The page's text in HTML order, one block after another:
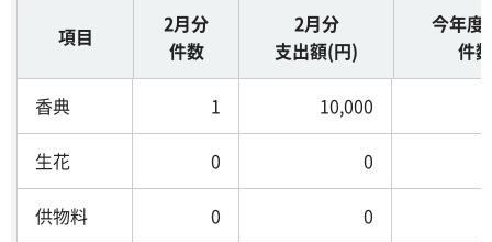
項目
2月分
件数
2月分
支出額(円)
今年度
件数
香典 1 10,000
生花 0 0
供物料 0 0